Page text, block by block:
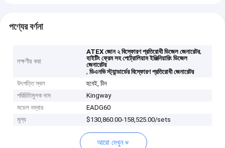
পণ্যের বর্ণনা
লক্ষণীয় করা
ATEX জোন ২ বিস্ফোরণ প্রতিরোধী ডিজেল জেনারেটর,
হাইটিং ফ্রেম সহ পেট্রোলিয়াম ইঞ্জিনিয়ারিং ডিজেল
জেনারেটর
,ডিএনভি স্ট্যান্ডার্ডের বিস্ফোরণ প্রতিরোধী জেনারেটর
উৎপত্তি স্থল
হুবেই, চীন
পরিচিতিমুলক নাম
Kingway
মডেল নম্বার
EADG60
মূল্য
$130,860.00-158,525.00/sets
আরো দেখুন